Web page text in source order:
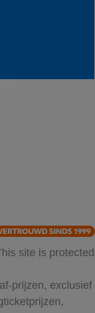
site is protected
prijzen, exclusief